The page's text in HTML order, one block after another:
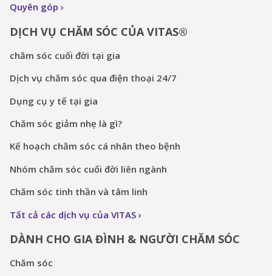
Quyên góp
DỊCH VỤ CHĂM SÓC CỦA VITAS®
chăm sóc cuối đời tại gia
Dịch vụ chăm sóc qua điện thoại 24/7
Dụng cụ y tế tại gia
Chăm sóc giảm nhẹ là gì?
Kế hoạch chăm sóc cá nhân theo bệnh
Nhóm chăm sóc cuối đời liên ngành
Chăm sóc tinh thần và tâm linh
Tất cả các dịch vụ của VITAS
DÀNH CHO GIA ĐÌNH & NGƯỜI CHĂM SÓC
Chăm sóc